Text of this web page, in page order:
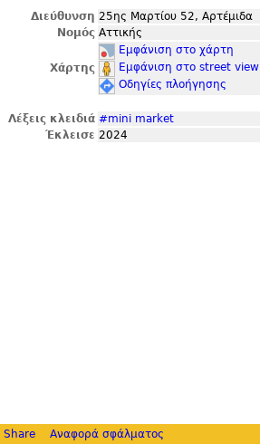
Διεύθυνση 25ης Μαρτίου 52, Αρτέμιδα
Νομός Αττικής
Χάρτης
Εμφάνιση στο χάρτη
Εμφάνιση στο street view
Οδηγίες πλοήγησης
Λέξεις κλειδιά #mini market
Έκλεισε 2024
Share Αναφορά σφάλματος